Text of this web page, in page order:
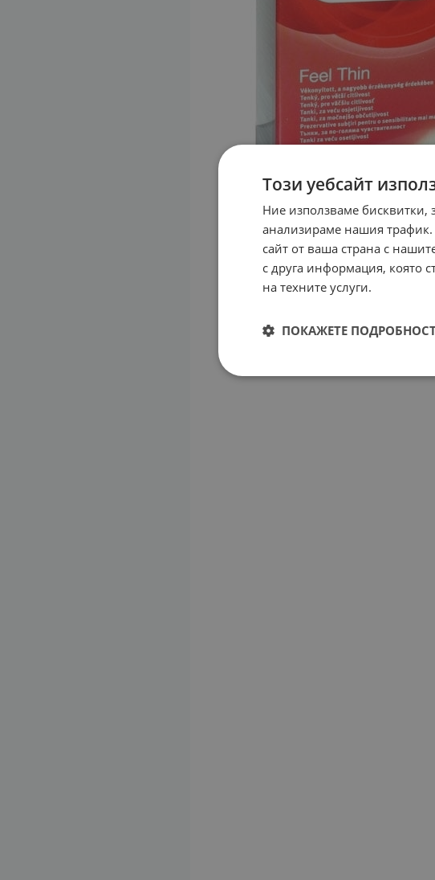
Този уебсайт
Ние използваме бисквитки,
анализираме нашия
сайт от ваша страна с
с друга информация, която
на техните услуги.
ПОКАЖЕТЕ